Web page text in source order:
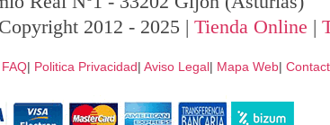
2012 - 2025 | Tienda Online |
FAQ| Politica Privacidad| Aviso Legal| Mapa Web|